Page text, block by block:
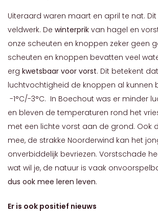
Uiteraard waren maart en april te nat.
veldwerk. De winterprik van hagel en
onze scheuten en knoppen zeker geen
scheuten en knoppen bevatten veel
erg kwetsbaar voor vorst. Dit betekent
luchtvochtigheid de knoppen al kunnen
-1°C/-3°C. In Boechout was er minder
en bleven de temperaturen rond het
met een lichte vorst aan de grond. Ook
mee, de strakke Noorderwind kan het
onverbiddelijk bevriezen. Vorstschade
wat wil je, de natuur is vaak
dus ook mee leren leven.
Er is ook positief nieuws